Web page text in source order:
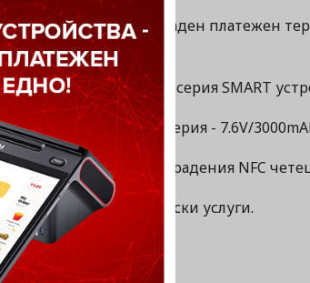
- касов апарат с вграден платежен
апарат от новата серия SMART
литиево-йонна батерия - 7.6V/
посредством вградения NFC
дискотеки и куриерски услуги.